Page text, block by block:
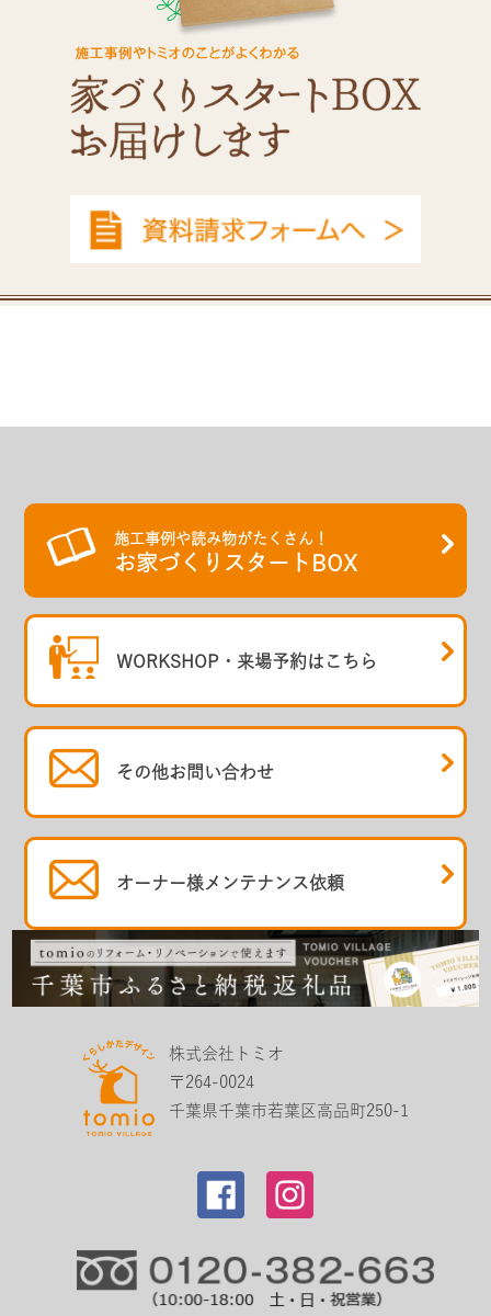
施工事例や読み物がたくさん！
お家づくりスタートBOX
WORKSHOP・ 来場予約はこちら
その他お問い合わせ
オーナー様メンテナンス依頼
株式会社トミオ
〒264-0024
千葉県千葉市若葉区高品町250-1